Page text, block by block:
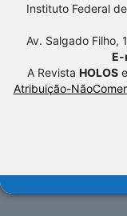
Instituto Federal
Av. Salgado Filho,
E-
A Revista HOLOS
Atribuição-